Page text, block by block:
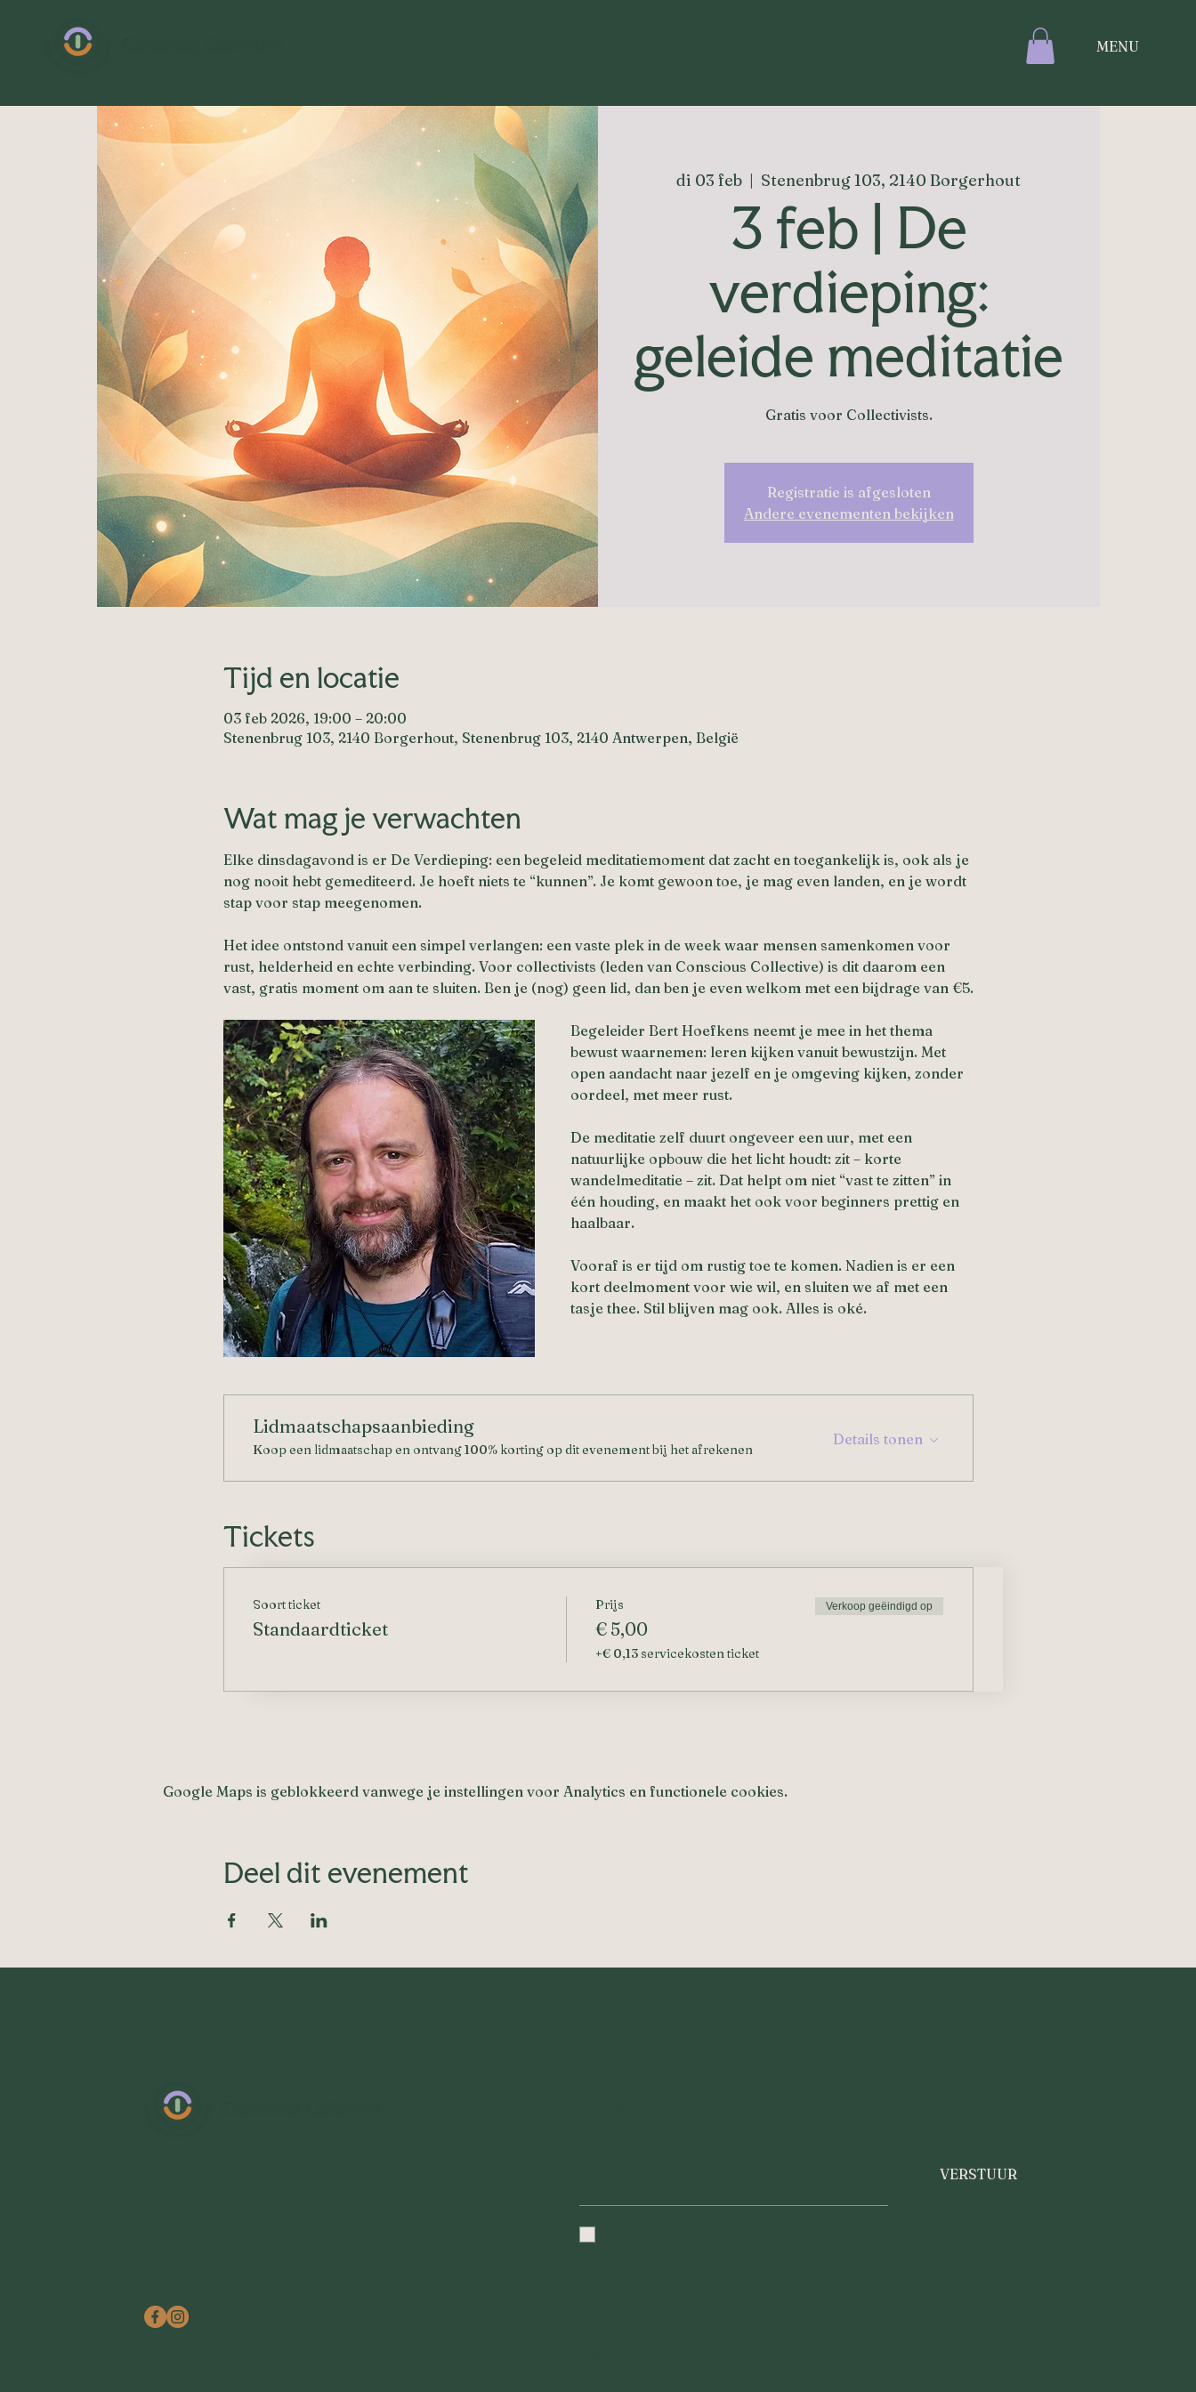
MENU
di 03 feb
  |
Stenenbrug 103, 2140 Borgerhout
3 feb | De
verdieping:
geleide meditatie
Gratis voor Collectivists.
Registratie is afgesloten
Andere evenementen bekijken
Tijd en locatie
03 feb 2026, 19:00 – 20:00
Stenenbrug 103, 2140 Borgerhout, Stenenbrug 103, 2140 Antwerpen, België
Wat mag je verwachten
Elke dinsdagavond is er De Verdieping: een begeleid meditatiemoment dat zacht en toegankelijk is, ook als je
nog nooit hebt gemediteerd. Je hoeft niets te “kunnen”. Je komt gewoon toe, je mag even landen, en je wordt
stap voor stap meegenomen.
Het idee ontstond vanuit een simpel verlangen: een vaste plek in de week waar mensen samenkomen voor
rust, helderheid en echte verbinding. Voor collectivists (leden van Conscious Collective) is dit daarom een
vast, gratis moment om aan te sluiten. Ben je (nog) geen lid, dan ben je even welkom met een bijdrage van €5.
Begeleider Bert Hoefkens neemt je mee in het thema
bewust waarnemen: leren kijken vanuit bewustzijn. Met
open aandacht naar jezelf en je omgeving kijken, zonder
oordeel, met meer rust.
De meditatie zelf duurt ongeveer een uur, met een
natuurlijke opbouw die het licht houdt: zit – korte
wandelmeditatie – zit. Dat helpt om niet “vast te zitten” in
één houding, en maakt het ook voor beginners prettig en
haalbaar.
Vooraf is er tijd om rustig toe te komen. Nadien is er een
kort deelmoment voor wie wil, en sluiten we af met een
tasje thee. Stil blijven mag ook. Alles is oké.
Lidmaatschapsaanbieding
Koop een lidmaatschap en ontvang 100% korting op dit evenement bij het afrekenen
Details tonen
Tickets
Soort ticket
Standaardticket
Prijs
€ 5,00
+€ 0,13 servicekosten ticket
Verkoop geëindigd op
Google Maps is geblokkeerd vanwege je instellingen voor Analytics en functionele cookies.
Deel dit evenement
VERSTUUR